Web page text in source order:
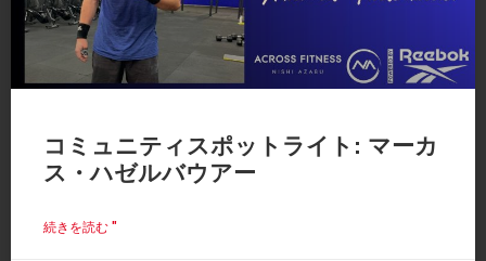
コミュニティスポットライト: マーカ
ス・ハゼルバウアー
続きを読む "